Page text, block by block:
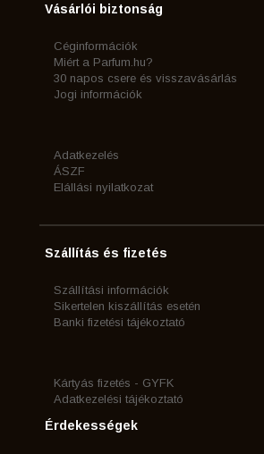
Vásárlói biztonság
Céginformációk
Miért a Parfum.hu?
30 napos csere és visszavásárlás
Jogi információk
Adatkezelés
ÁSZF
Elállási nyilatkozat
Szállítás és fizetés
Szállítási információk
Sikertelen kiszállítás esetén
Banki fizetési tájékoztató
Kártyás fizetés - GYFK
Adatkezelési tájékoztató
Érdekességek